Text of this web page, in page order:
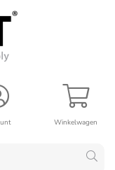
Winkelwagen